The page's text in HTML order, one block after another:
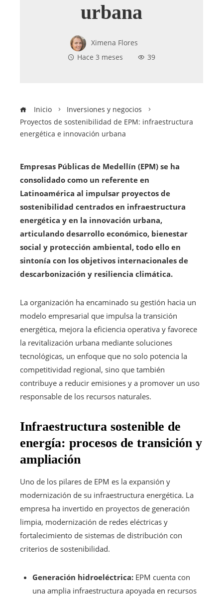
urbana
Ximena Flores
Hace 3 meses
39
Inicio
Inversiones y negocios
Proyectos de sostenibilidad de EPM: infraestructura
energética e innovación urbana
Empresas Públicas de Medellín (EPM) se ha
consolidado como un referente en
Latinoamérica al impulsar proyectos de
sostenibilidad centrados en infraestructura
energética y en la innovación urbana,
articulando desarrollo económico, bienestar
social y protección ambiental, todo ello en
sintonía con los objetivos internacionales de
descarbonización y resiliencia climática.
La organización ha encaminado su gestión hacia un
modelo empresarial que impulsa la transición
energética, mejora la eficiencia operativa y favorece
la revitalización urbana mediante soluciones
tecnológicas, un enfoque que no solo potencia la
competitividad regional, sino que también
contribuye a reducir emisiones y a promover un uso
responsable de los recursos naturales.
Infraestructura sostenible de
energía: procesos de transición y
ampliación
Uno de los pilares de EPM es la expansión y
modernización de su infraestructura energética. La
empresa ha invertido en proyectos de generación
limpia, modernización de redes eléctricas y
fortalecimiento de sistemas de distribución con
criterios de sostenibilidad.
Generación hidroeléctrica: EPM cuenta con
una amplia infraestructura apoyada en recursos